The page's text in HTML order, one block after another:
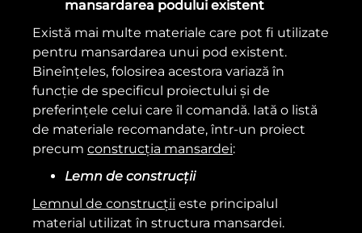
mansardarea podului existent
Există mai multe materiale care pot fi utilizate
pentru mansardarea unui pod existent.
Bineînțeles, folosirea acestora variază în
funcție de specificul proiectului și de
preferințele celui care îl comandă. Iată o listă
de materiale recomandate, într-un proiect
precum construcția mansardei:
Lemn de construcții
Lemnul de construcții este principalul
material utilizat în structura mansardei.